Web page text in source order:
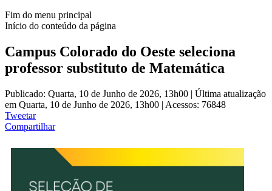
Fim do menu principal
Início do conteúdo da página
Campus Colorado do Oeste seleciona
professor substituto de Matemática
Publicado: Quarta, 10 de Junho de 2026, 13h00 | Última atualização
em Quarta, 10 de Junho de 2026, 13h00 | Acessos: 76848
Tweetar
Compartilhar